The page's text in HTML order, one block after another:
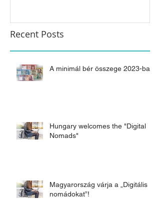
Recent Posts
A minimál bér összege 2023-ban
Hungary welcomes the "Digital
Nomads"
Magyarország várja a „Digitális
nomádokat”!